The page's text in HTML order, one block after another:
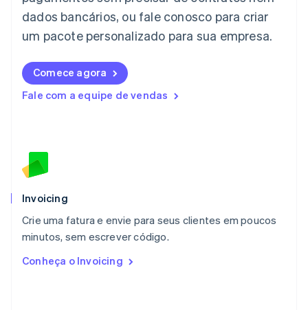
dados bancários, ou fale conosco para criar
um pacote personalizado para sua empresa.
Comece agora
Fale com a equipe de vendas
Invoicing
Crie uma fatura e envie para seus clientes em poucos
minutos, sem escrever código.
Conheça o Invoicing
English
Liechtenstein
Deutsch English
English
Luxemburgo
FrançaisDeutschEnglish
English
México
Noruega
English
Nova Zelândia
English
NederlandsEnglish